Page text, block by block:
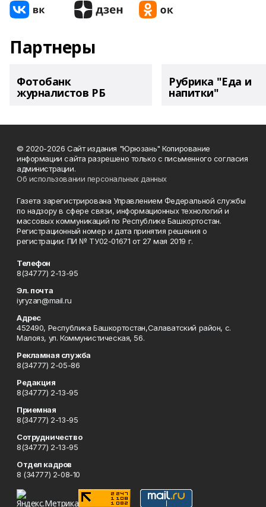
Партнеры
Фотобанк
журналистов РБ
Рубрика "Еда и
напитки"
© 2020-2026 Сайт издания "Юрюзань" Копирование
информации сайта разрешено только с письменного согласия
администрации.
Об использовании персональных данных
Газета зарегистрирована Управлением Федеральной службы
по надзору в сфере связи, информационных технологий и
массовых коммуникаций по Республике Башкортостан.
Регистрационный номер и дата принятия решения о
регистрации: ПИ № ТУ02-01671 от 27 мая 2019 г.
Телефон
8(34777) 2-13-95
Эл. почта
iyryzan@mail.ru
Адрес
452490, Республика Башкортостан,Салаватский район, с.
Малояз, ул. Коммунистическая, 56.
Рекламная служба
8(34777) 2-05-86
Редакция
8(34777) 2-13-95
Приемная
8(34777) 2-13-95
Сотрудничество
8(34777) 2-13-95
Отдел кадров
8 (34777) 2-08-10